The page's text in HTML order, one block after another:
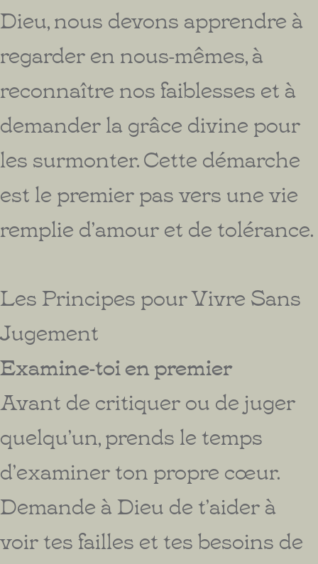
Dieu, nous devons apprendre à
regarder en nous-mêmes, à
reconnaître nos faiblesses et à
demander la grâce divine pour
les surmonter. Cette démarche
est le premier pas vers une vie
remplie d’amour et de tolérance.
Les Principes pour Vivre Sans
Jugement
Examine-toi en premier
Avant de critiquer ou de juger
quelqu’un, prends le temps
d’examiner ton propre cœur.
Demande à Dieu de t’aider à
voir tes failles et tes besoins de